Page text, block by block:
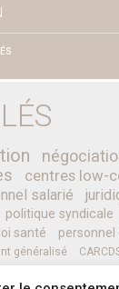
centres low-
salarié
politique syndicale
loi santé personnel
généralisé